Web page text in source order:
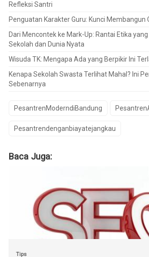
Refleksi Santri
Penguatan Karakter Guru: Kunci Membangun
Dari Mencontek ke Mark-Up: Rantai Etika
Sekolah dan Dunia Nyata
Wisuda TK: Mengapa Ada yang Berpikir Ini
Kenapa Sekolah Swasta Terlihat Mahal? Ini
Sebenarnya
PesantrenModerndiBandung
Pesantrendenganbiayatejangkau
Baca Juga:
Tips